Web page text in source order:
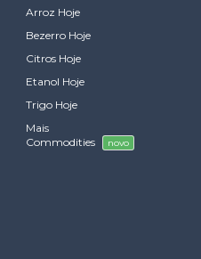
Arroz Hoje
Bezerro Hoje
Citros Hoje
Etanol Hoje
Trigo Hoje
Mais
Commodities
novo